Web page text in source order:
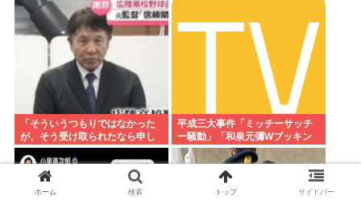
「そういうつもりではなかった
が、そう受け取られたなら申し
訳ない」 なにコレ？ジャッ
プ？？？
平成三大事件「ミッチーサッチ
ー騒動」「和泉元彌Wブッキン
グ事件」あとひとつは？
ホーム 検索 トップ サイドバー